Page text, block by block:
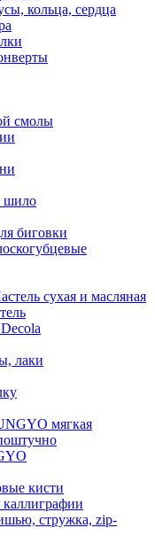
кольца, сердца
смолы
шило
биговки
сухая и масляная
лаки
мягкая
кисти
стружка, zip-